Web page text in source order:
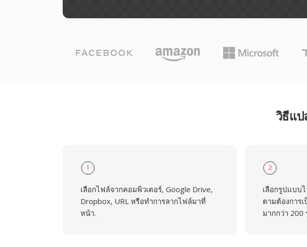
วิธีแป
1
เลือกไฟล์จากคอมพิวเตอร์, Google Drive,
Dropbox, URL หรือทำการลากไฟล์มาที่
หน้า.
2
เลือกรูปแบบ
ตามต้องการ
มากกว่า 200